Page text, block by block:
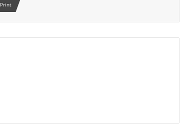
Print
देश में सुरक्षा का अभूतपूर्व घेरा
आंदोलन करने वालों को देशविरोधी न कहें